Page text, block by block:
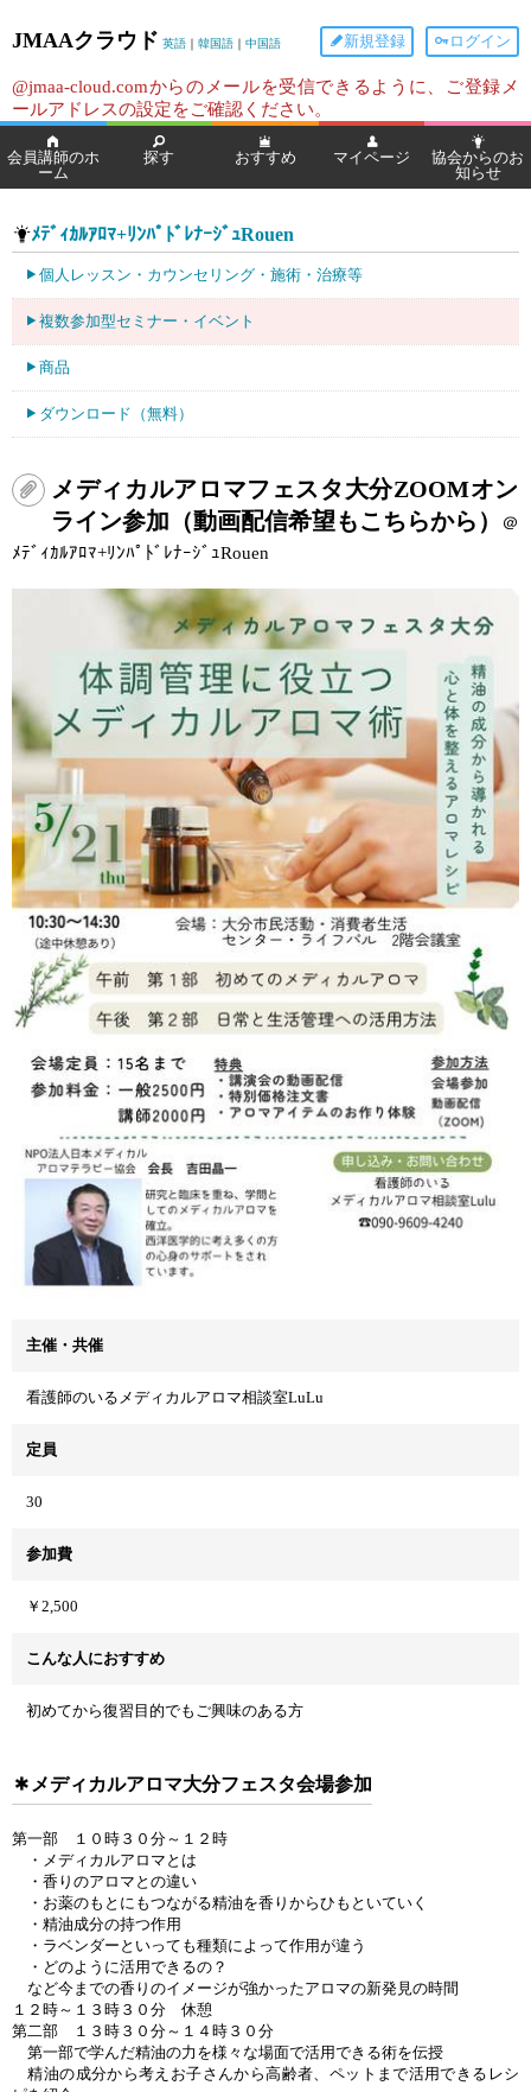
JMAAクラウド 英語 ｜ 韓国語 ｜ 中国語 ログイン
新規登録
@jmaa-cloud.comからのメールを受信できるように、ご登録メ
ールアドレスの設定をご確認ください。
会員講師のホ
ーム
探す おすすめ マイページ
協会からのお
知らせ
ﾒﾃﾞｨｶﾙｱﾛﾏ+ﾘﾝﾊﾟﾄﾞﾚﾅｰｼﾞｭRouen
個人レッスン・カウンセリング・施術・治療等
複数参加型セミナー・イベント
商品
ダウンロード（無料）
メディカルアロマフェスタ大分ZOOMオン
ライン参加（動画配信希望もこちらから）
＠
ﾒﾃﾞｨｶﾙｱﾛﾏ+ﾘﾝﾊﾟﾄﾞﾚﾅｰｼﾞｭRouen
主催・共催
看護師のいるメディカルアロマ相談室LuLu
定員
30
参加費
￥2,500
こんな人におすすめ
初めてから復習目的でもご興味のある方
メディカルアロマ大分フェスタ会場参加
第一部 １０時３０分～１２時
・メディカルアロマとは
・香りのアロマとの違い
・お薬のもとにもつながる精油を香りからひもといていく
・精油成分の持つ作用
・ラベンダーといっても種類によって作用が違う
・どのように活用できるの？
など今までの香りのイメージが強かったアロマの新発見の時間
１２時～１３時３０分 休憩
第二部 １３時３０分～１４時３０分
第一部で学んだ精油の力を様々な場面で活用できる術を伝授
精油の成分から考えお子さんから高齢者、ペットまで活用できるレシ